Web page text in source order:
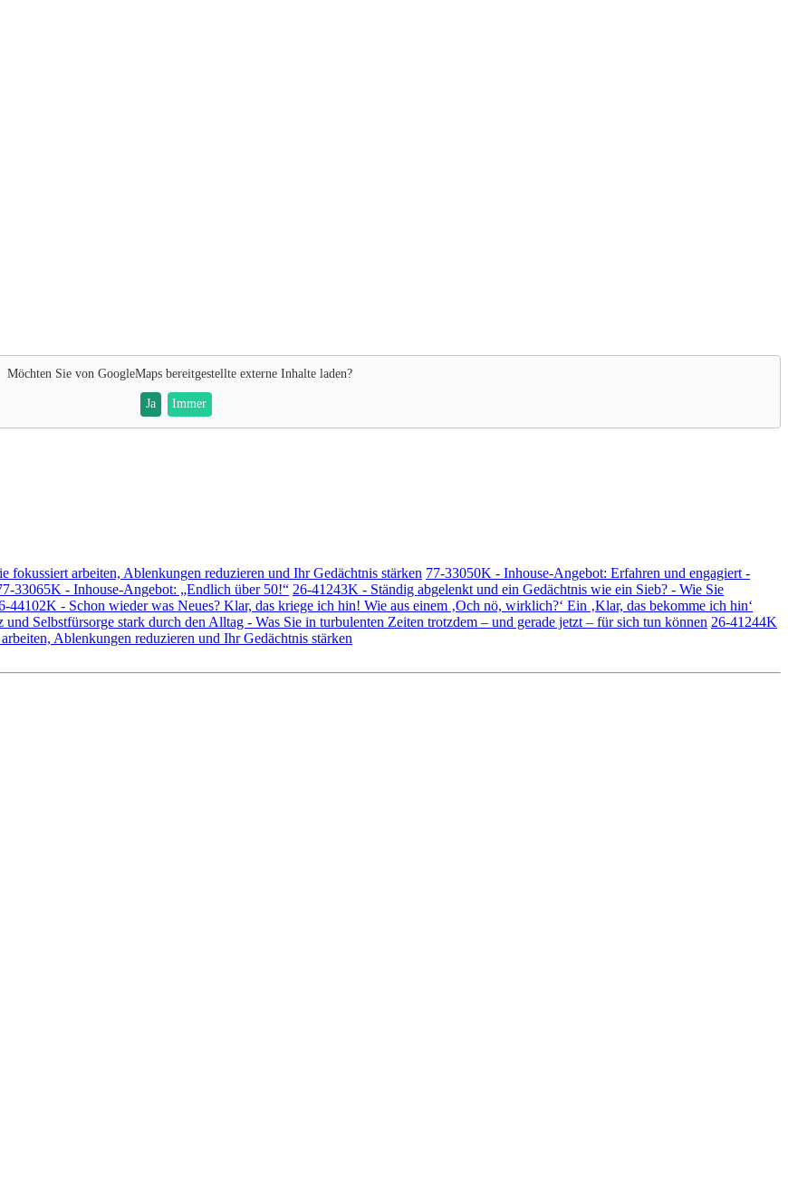
Möchten Sie von GoogleMapsbereitgestellte externe Inhalte laden?
Ja Immer
arbeiten, Ablenkungen reduzieren und Ihr Gedächtnis stärken 77-33050K - Inhouse-Angebot: Erfahren und engagiert -
33065K - Inhouse-Angebot: „Endlich über 50!“ 26-41243K - Ständig abgelenkt und ein Gedächtnis wie ein Sieb? - Wie Sie
44102K - Schon wieder was Neues? Klar, das kriege ich hin! Wie aus einem ‚Och nö, wirklich?‘ Ein ‚Klar, das bekomme ich hin‘
Selbstfürsorge stark durch den Alltag - Was Sie in turbulenten Zeiten trotzdem – und gerade jetzt – für sich tun können 26-41244K
Ablenkungen reduzieren und Ihr Gedächtnis stärken